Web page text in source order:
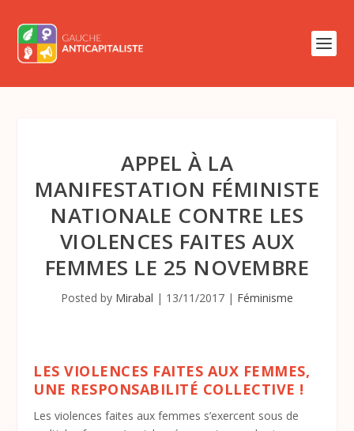
APPEL À LA
MANIFESTATION FÉMINISTE
NATIONALE CONTRE LES
VIOLENCES FAITES AUX
FEMMES LE 25 NOVEMBRE
Posted by Mirabal | 13/11/2017 | Féminisme
LES VIOLENCES FAITES AUX FEMMES,
UNE RESPONSABILITÉ COLLECTIVE !
Les violences faites aux femmes s’exercent sous de